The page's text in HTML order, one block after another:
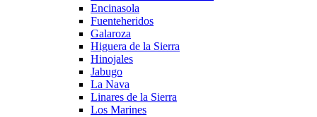
Encinasola
Fuenteheridos
Galaroza
Higuera de la Sierra
Hinojales
Jabugo
La Nava
Linares de la Sierra
Los Marines